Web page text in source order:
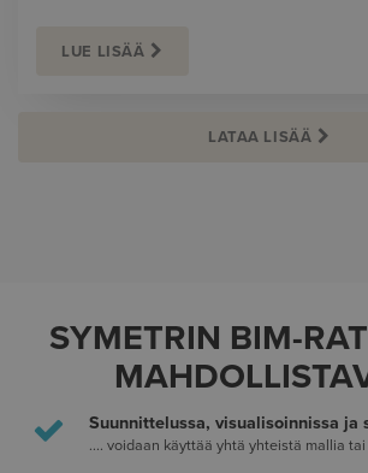
LUE LISÄÄ
LATAA LISÄÄ
SYMETRIN BIM-
Suunnittelussa, visualisoinnissa ja
.... voidaan käyttää yhtä yhteistä mallia